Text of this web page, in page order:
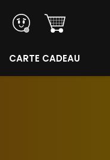
CARTE CADEAU